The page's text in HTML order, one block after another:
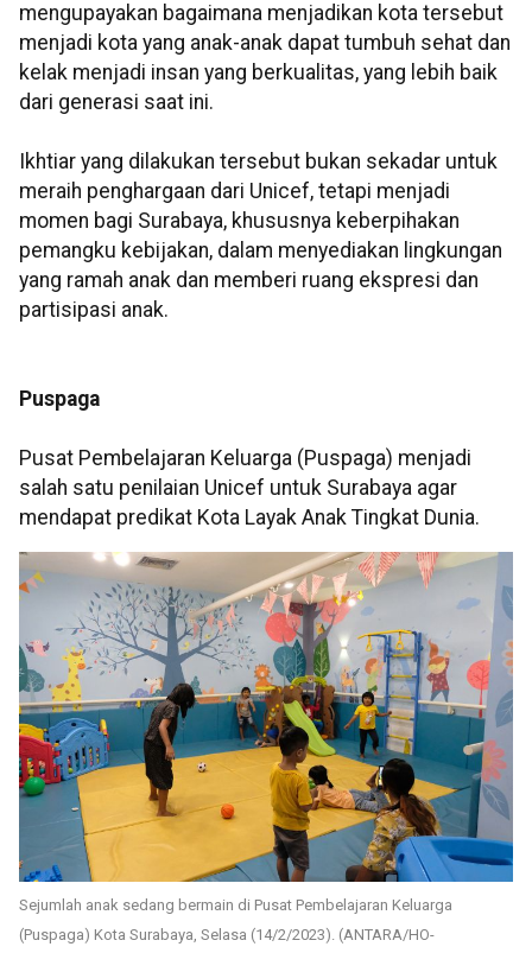
mengupayakan bagaimana menjadikan kota tersebut
menjadi kota yang anak-anak dapat tumbuh sehat dan
kelak menjadi insan yang berkualitas, yang lebih baik
dari generasi saat ini.
Ikhtiar yang dilakukan tersebut bukan sekadar untuk
meraih penghargaan dari Unicef, tetapi menjadi
momen bagi Surabaya, khususnya keberpihakan
pemangku kebijakan, dalam menyediakan lingkungan
yang ramah anak dan memberi ruang ekspresi dan
partisipasi anak.
Puspaga
Pusat Pembelajaran Keluarga (Puspaga) menjadi
salah satu penilaian Unicef untuk Surabaya agar
mendapat predikat Kota Layak Anak Tingkat Dunia.
Sejumlah anak sedang bermain di Pusat Pembelajaran Keluarga
(Puspaga) Kota Surabaya, Selasa (14/2/2023). (ANTARA/HO-